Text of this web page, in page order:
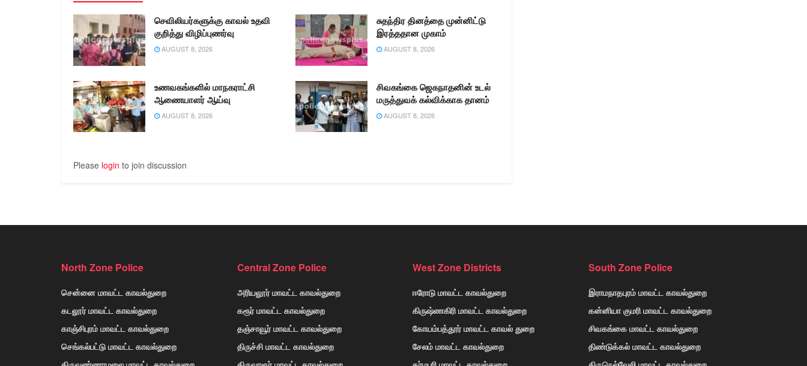
செவிலியர்களுக்கு காவல் உதவி
குறித்து விழிப்புணர்வு
AUGUST 8, 2026
சுதந்திர தினத்தை முன்னிட்டு
இரத்ததான முகாம்
AUGUST 8, 2026
உணவகங்களில் மாநகராட்சி
ஆணையாளர் ஆய்வு
AUGUST 8, 2026
சிவகங்கை ஜெகநாதனின் உடல்
மருத்துவக் கல்விக்காக தானம்
AUGUST 8, 2026
Please login to join discussion
North Zone Police
சென்னை மாவட்ட காவல்துறை
கடலூர் மாவட்ட காவல்துறை
காஞ்சிபுரம் மாவட்ட காவல்துறை
செங்கல்பட்டு மாவட்ட காவல்துறை
Central Zone Police
அரியலூர் மாவட்ட காவல்துறை
கரூர் மாவட்ட காவல்துறை
தஞ்சாவூர் மாவட்ட காவல்துறை
திருச்சி மாவட்ட காவல்துறை
West Zone Districts
ஈரோடு மாவட்ட காவல்துறை
கிருஷ்ணகிரி மாவட்ட காவல்துறை
கோயம்பத்தூர் மாவட்ட காவல் துறை
சேலம் மாவட்ட காவல்துறை
South Zone Police
இராமநாதபுரம் மாவட்ட காவல்துறை
கன்னியா குமரி மாவட்ட காவல்துறை
சிவகங்கை மாவட்ட காவல்துறை
திண்டுக்கல் மாவட்ட காவல்துறை